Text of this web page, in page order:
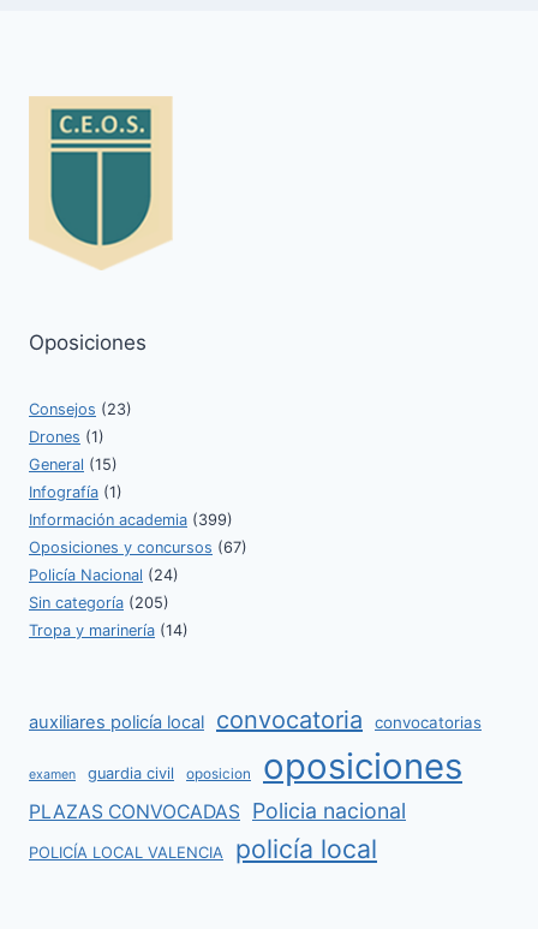
Oposiciones
Consejos (23)
Drones (1)
General (15)
Infografía (1)
Información academia (399)
Oposiciones y concursos (67)
Policía Nacional (24)
Sin categoría (205)
Tropa y marinería (14)
auxiliares policía local convocatoria convocatorias
examen guardia civil oposicion oposiciones
PLAZAS CONVOCADAS Policia nacional
POLICÍA LOCAL VALENCIA policía local